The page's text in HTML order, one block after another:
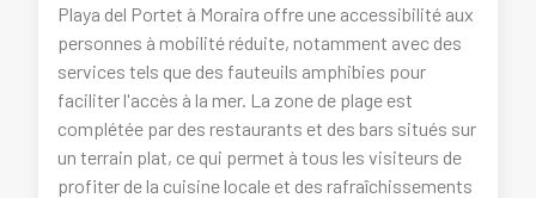
Playa del Portet à Moraira offre une accessibilité aux
personnes à mobilité réduite, notamment avec des
services tels que des fauteuils amphibies pour
faciliter l'accès à la mer. La zone de plage est
complétée par des restaurants et des bars situés sur
un terrain plat, ce qui permet à tous les visiteurs de
profiter de la cuisine locale et des rafraîchissements